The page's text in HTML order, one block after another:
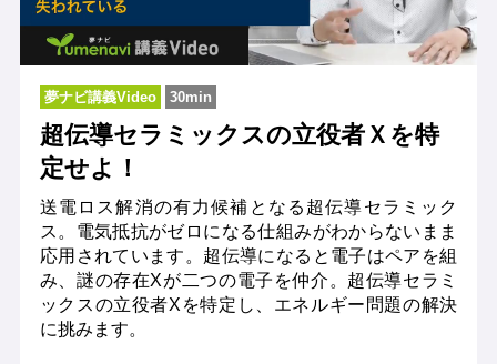
夢ナビ講義Video 30min
超伝導セラミックスの立役者Ｘを特
定せよ！
送電ロス解消の有力候補となる超伝導セラミック
ス。電気抵抗がゼロになる仕組みがわからないまま
応用されています。超伝導になると電子はペアを組
み、謎の存在Xが二つの電子を仲介。超伝導セラミ
ックスの立役者Xを特定し、エネルギー問題の解決
に挑みます。